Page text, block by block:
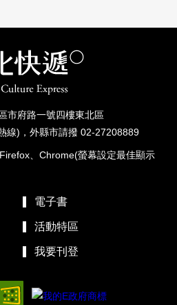
市府路一號四樓東北區
線)，外縣市請撥 02-27208889
、Chrome(螢幕設定最佳顯示
電子書
活動特區
我要刊登